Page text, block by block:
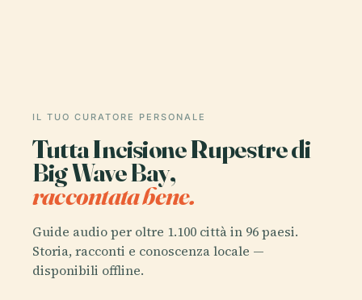
IL TUO CURATORE PERSONALE
Tutta Incisione Rupestre di
Big Wave Bay,
raccontata bene.
Guide audio per oltre 1.100 città in 96 paesi.
Storia, racconti e conoscenza locale —
disponibili offline.